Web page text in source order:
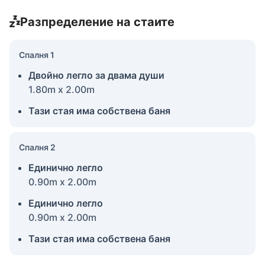
Разпределение на стаите
Спалня 1
Двойно легло за двама души
1.80m x 2.00m
Тази стая има собствена баня
Спалня 2
Единично легло
0.90m x 2.00m
Единично легло
0.90m x 2.00m
Тази стая има собствена баня